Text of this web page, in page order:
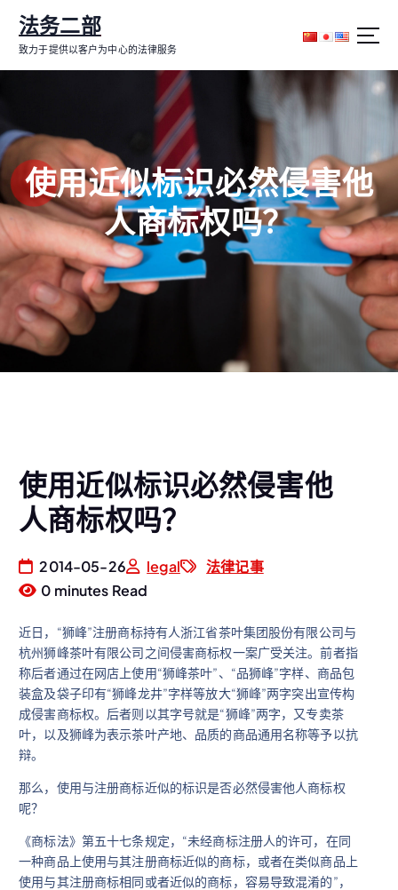
内
法务二部
致力于提供以客户为中心的法律服务
使用近似标识必然侵害他
人商标权吗？
使用近似标识必然侵害他
人商标权吗？
2014-05-26 legal
法律记事
0 minutes Read
近日，“狮峰”注册商标持有人浙江省茶叶集团股份有限公司与
杭州狮峰茶叶有限公司之间侵害商标权一案广受关注。前者指
称后者通过在网店上使用“狮峰茶叶”、“品狮峰”字样、商品包
装盒及袋子印有“狮峰龙井”字样等放大“狮峰”两字突出宣传构
成侵害商标权。后者则以其字号就是“狮峰”两字，又专卖茶
叶，以及狮峰为表示茶叶产地、品质的商品通用名称等予以抗
辩。
那么，使用与注册商标近似的标识是否必然侵害他人商标权
呢？
《商标法》第五十七条规定，“未经商标注册人的许可，在同
一种商品上使用与其注册商标近似的商标，或者在类似商品上
使用与其注册商标相同或者近似的商标，容易导致混淆的”，